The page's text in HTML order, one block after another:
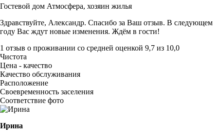
Гостевой дом Атмосфера, хозяин жилья
Здравствуйте, Александр. Спасибо за Ваш отзыв. В следующем
году Вас ждут новые изменения. Ждём в гости!
1 отзыв о проживании со средней оценкой 9,7 из 10,0
Чистота
Цена - качество
Качество обслуживания
Расположение
Своевременность заселения
Соответствие фото
Ирина